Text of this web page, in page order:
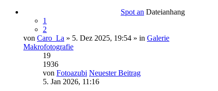
Spot an Dateianhang
1
2
von Caro_La » 5. Dez 2025, 19:54 » in Galerie
Makrofotografie
19
1936
von Fotoazubi Neuester Beitrag
5. Jan 2026, 11:16